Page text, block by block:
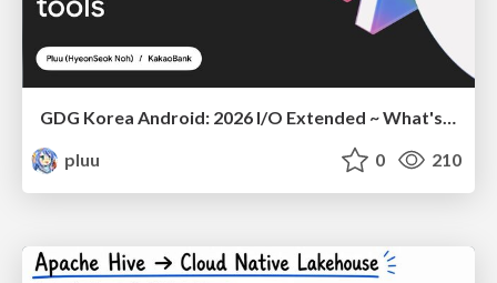
GDG Korea Android: 2026 I/O Extended ~ What's new in Android development tools
pluu
0 210